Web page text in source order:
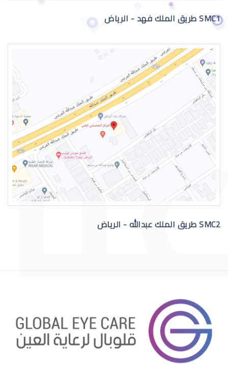
دكتور عيون واتس اب
رقم دكتور عيون للاستشاره
افضل دكتور عيون اطفال بالرياض
SMC1 طريق الملك فهد - الرياض
SMC2 طريق الملك عبدالله - الرياض